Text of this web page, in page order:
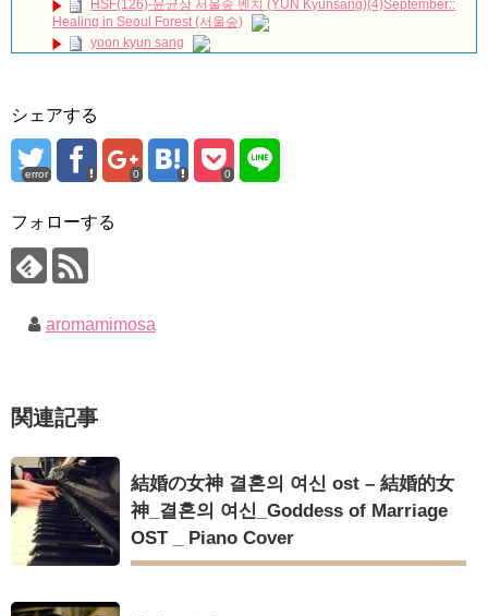
ハン・ヘジン 한혜진 – (선공개) 강남 3대 얼짱 출신 &#39;한혜진
언니&#39; (ft. 도여니의 학창시절) | 편 먹고 갈래요? 밥블레스유 2
bobblessyou2 EP.18
한가인 –
レンタル開始！
(ENG SUB) Behind The Scene Hyun Bin 현빈❤️ 손예진 Son Ye
Jin-Crash Landing On You/ヒョンビン❤️ソンイェジン / エンジョイ❕
ユン・ギュンサン、番組にも登場した愛猫が急死…イ・ソンギ
キングを一部公開（DVD-SET2特典映像より）
Powered by livedoor 相互RSS
HSF(126)-윤균상 서울숲 벤치 (YUN Kyunsang)(4)September::
Healing in Seoul Forest (서울숲)
yoon kyun sang
九尾狐外伝 メイキング03 ハン・イェスル
チョ・ヒョンジェ 조현재 九尾狐外伝 制作発表会
キム・テヒの弟イ・ワン♥イ・ボミ、今日（28日）結婚……
「まず熱く掃除せよ」女優キム・ユジョン、「健康がとても回
【裏芸能】キムユジョンの熱愛彼氏はあの大物俳優
いでしょ？” Big News TV
幻の王女チャミョンゴ エンディング
か」出演で話題 Big News TV
Powered by livedoor 相互RSS
シェアする
error 0 0
フォローする
aromamimosa
関連記事
結婚の女神 결혼의 여신 ost – 結婚的女
神_결혼의 여신_Goddess of Marriage
OST _ Piano Cover